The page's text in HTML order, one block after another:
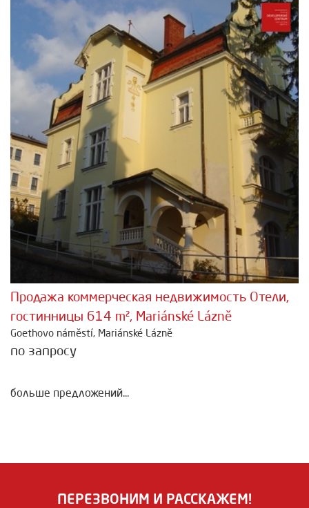
Продажа коммерческая недвижимость Отели,
гостинницы 614 m², Mariánské Lázně
Goethovo náměstí, Mariánské Lázně
по запросу
больше предложений...
ПЕРЕЗВОНИМ И РАССКАЖЕМ!